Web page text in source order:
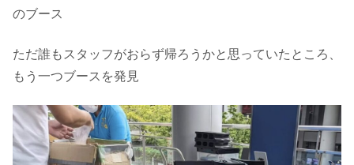
のブース
ただ誰もスタッフがおらず帰ろうかと思っていたところ、
もう一つブースを発見